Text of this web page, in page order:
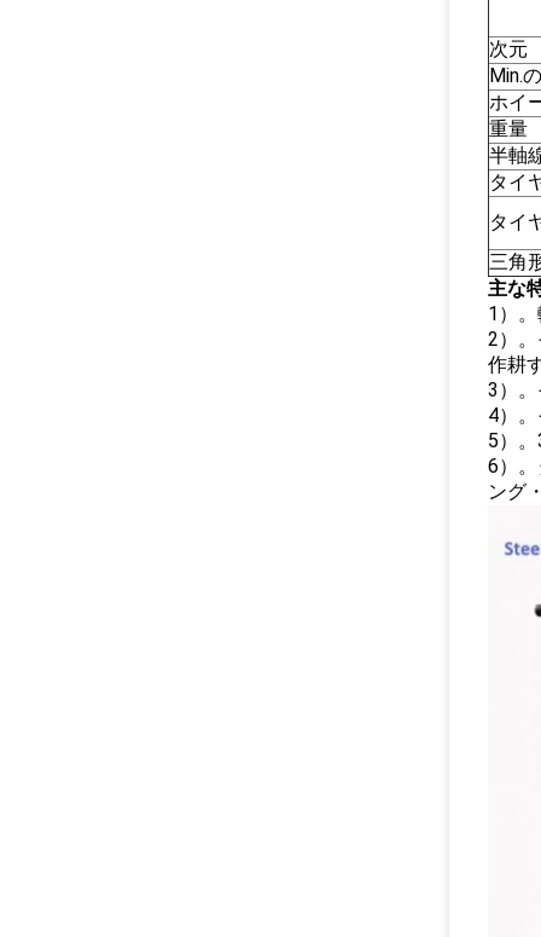
次元
Min.
ホイ
重量
半軸
タイ
タイ
三角
主な
1）
2）
作耕
3）
4）
5）
6）
ング